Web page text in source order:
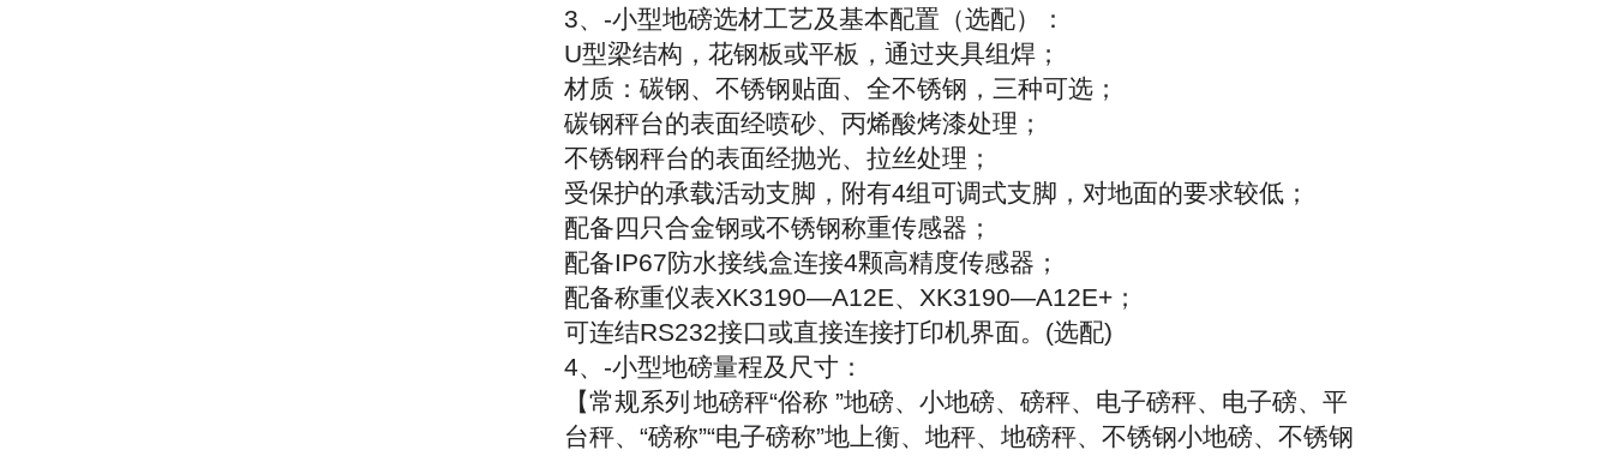
3、 -小型地磅选材工艺及基本配置（选配）：
U型梁结构，花钢板或平板，通过夹具组焊；
材质：碳钢、不锈钢贴面、全不锈钢，三种可选；
碳钢秤台的表面经喷砂、丙烯酸烤漆处理；
不锈钢秤台的表面经抛光、拉丝处理；
受保护的承载活动支脚，附有4组可调式支脚，对地面的要求较低；
配备四只合金钢或不锈钢称重传感器；
配备IP67防水接线盒连接4颗高精度传感器；
配备称重仪表XK3190—A12E、 XK3190—A12E+ ；
可连结RS232接口或直接连接打印机界面。 (选配)
4、 -小型地磅量程及尺寸：
【常规系列 地磅秤“俗称 ”地磅、小地磅、磅秤、电子磅秤、电子磅、平
台秤、 “磅称”“电子磅称”地上衡、地秤、地磅秤、不锈钢小地磅、不锈钢